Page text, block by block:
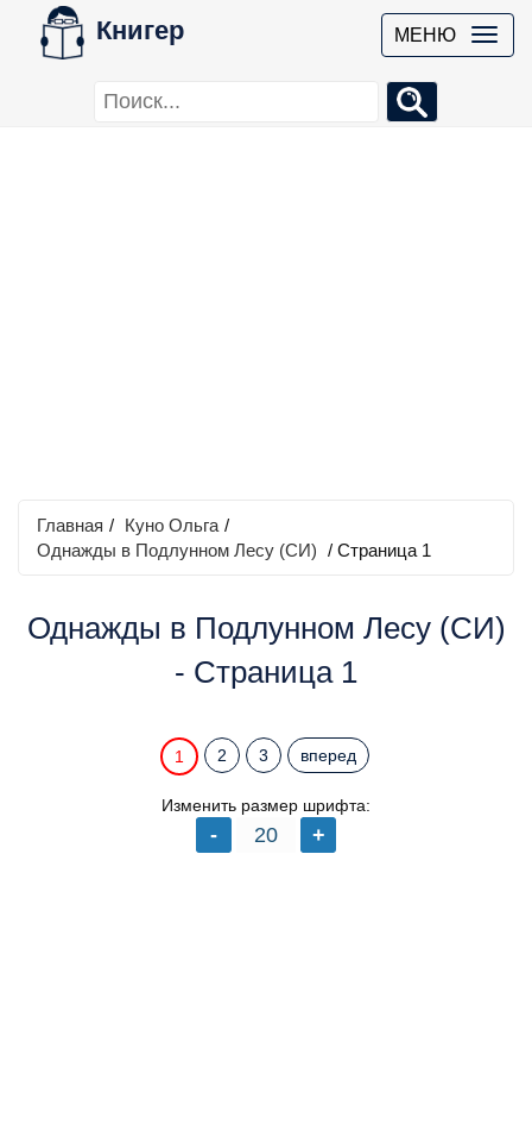
Книгер МЕНЮ
Главная / Куно Ольга /
Однажды в Подлунном Лесу (СИ) / Страница 1
Однажды в Подлунном Лесу (СИ)
- Страница 1
1 2 3 вперед
Изменить размер шрифта: